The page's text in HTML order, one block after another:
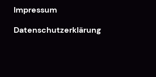
Impressum
Datenschutzerklärung